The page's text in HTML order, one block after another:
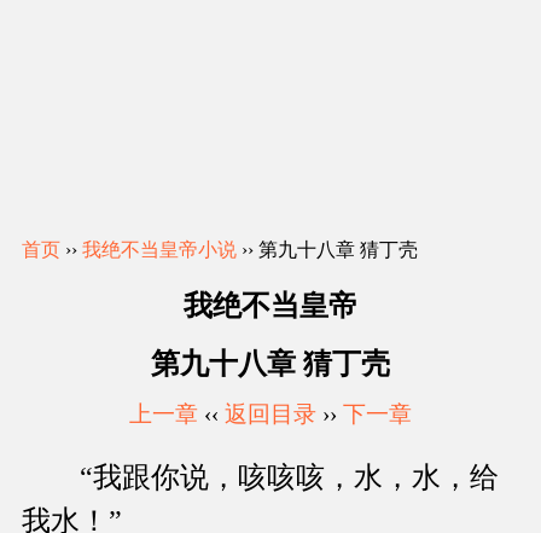
首页 ›› 我绝不当皇帝小说 ›› 第九十八章 猜丁壳
我绝不当皇帝
第九十八章 猜丁壳
上一章 ‹‹ 返回目录 ›› 下一章
“我跟你说，咳咳咳，水，水，给
我水！”